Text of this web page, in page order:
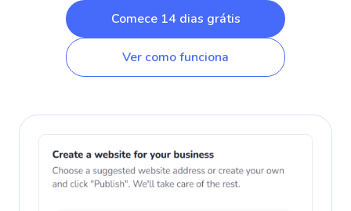
Comece 14 dias grátis
Ver como funciona